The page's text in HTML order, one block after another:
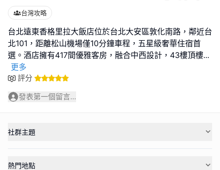
台灣攻略
台北遠東香格里拉大飯店位於台北大安區敦化南路，鄰近台
北101，距離松山機場僅10分鐘車程，五星級奢華住宿首
選。酒店擁有417間優雅客房，融合中西設計，43樓頂樓...
更多
評分
發表第一個留言...
社群主題
熱門地點